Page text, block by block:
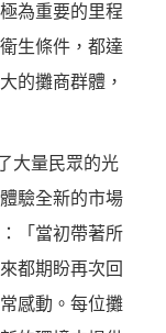
為重要的里程
生條件，都達
的攤商群體，
大量民眾的光
驗全新的市場
「當初帶著所
都期盼再次回
感動。每位攤